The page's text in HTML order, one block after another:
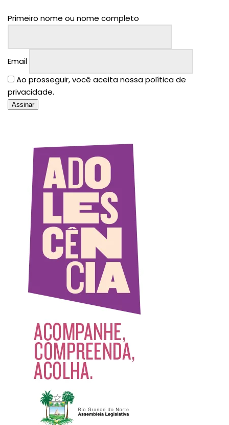
Primeiro nome ou nome completo
Email
Ao prosseguir, você aceita nossa política de
privacidade.